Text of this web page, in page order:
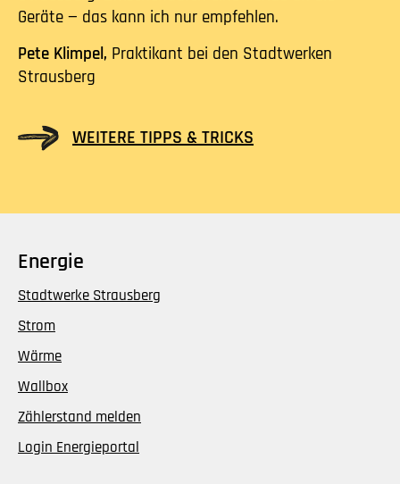
Geräte — das kann ich nur empfehlen.
Pete Klimpel, Praktikant bei den Stadtwerken
Strausberg
WEITERE TIPPS & TRICKS
Energie
Stadtwerke Strausberg
Strom
Wärme
Wallbox
Zählerstand melden
Login Energieportal